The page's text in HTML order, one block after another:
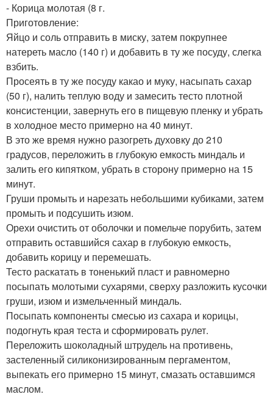
- Корица молотая (8 г.
Приготовление:
Яйцо и соль отправить в миску, затем покрупнее
натереть масло (140 г) и добавить в ту же посуду, слегка
взбить.
Просеять в ту же посуду какао и муку, насыпать сахар
(50 г), налить теплую воду и замесить тесто плотной
консистенции, завернуть его в пищевую пленку и убрать
в холодное место примерно на 40 минут.
В это же время нужно разогреть духовку до 210
градусов, переложить в глубокую емкость миндаль и
залить его кипятком, убрать в сторону примерно на 15
минут.
Груши промыть и нарезать небольшими кубиками, затем
промыть и подсушить изюм.
Орехи очистить от оболочки и помельче порубить, затем
отправить оставшийся сахар в глубокую емкость,
добавить корицу и перемешать.
Тесто раскатать в тоненький пласт и равномерно
посыпать молотыми сухарями, сверху разложить кусочки
груши, изюм и измельченный миндаль.
Посыпать компоненты смесью из сахара и корицы,
подогнуть края теста и сформировать рулет.
Переложить шоколадный штрудель на противень,
застеленный силиконизированным пергаментом,
выпекать его примерно 15 минут, смазать оставшимся
маслом.